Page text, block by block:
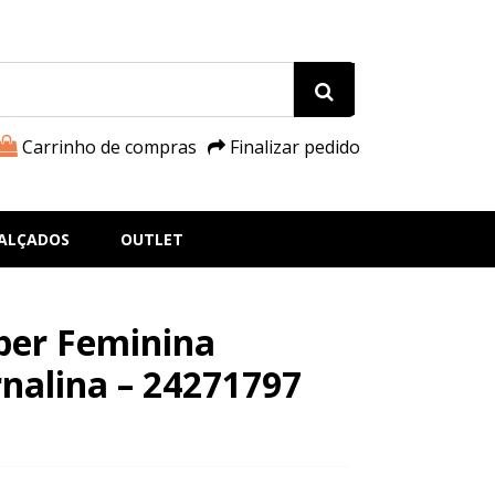
Carrinho de compras Finalizar pedido
OUTLET
Feminina
– 24271797